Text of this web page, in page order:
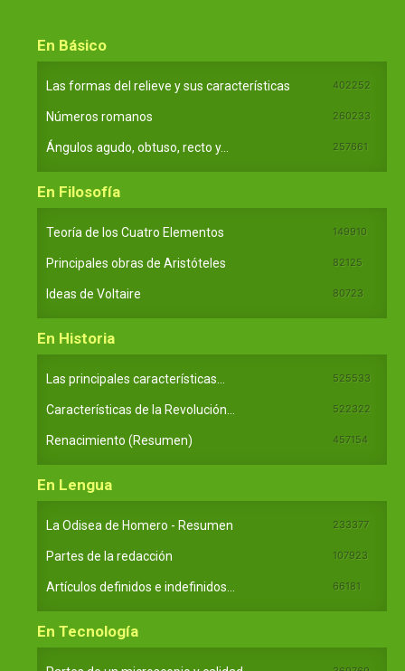
En Básico
Las formas del relieve y sus características 402252
Números romanos 260233
Ángulos agudo, obtuso, recto y... 257661
En Filosofía
Teoría de los Cuatro Elementos 149910
Principales obras de Aristóteles 82125
Ideas de Voltaire 80723
En Historia
Las principales características... 525533
Características de la Revolución... 522322
Renacimiento (Resumen) 457154
En Lengua
La Odisea de Homero - Resumen 233377
Partes de la redacción 107923
Artículos definidos e indefinidos... 66181
En Tecnología